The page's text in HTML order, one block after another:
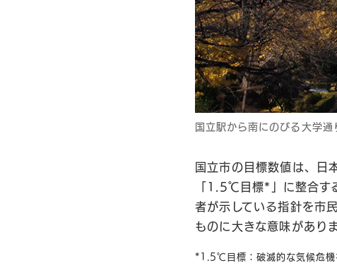
国立駅から南にのびる大学通
国立市の目標数値は、日
「1.5℃目標*」に整合す
者が示している指針を市
ものに大きな意味がありま
*1.5℃目標：破滅的な気候危機